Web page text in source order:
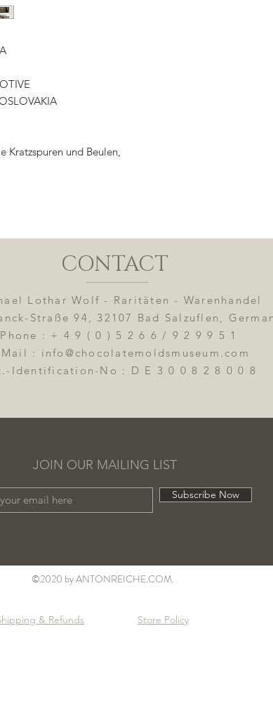
Kratzspuren und Beulen,
CONTACT
Lothar Wolf - Raritäten - Warenhandel
Straße 94, 32107 Bad Salzuflen,
Phone : + 4 9 ( 0 ) 5 2 6 6 / 9 2 9 9 5 1
: info@chocolatemoldsmuseum.com
Identification-No : D E 3 0 0 8 2 8 0 0 8
JOIN OUR MAILING LIST
Subscribe Now
& Refunds Store Policy
©2020 by ANTONREICHE.COM.